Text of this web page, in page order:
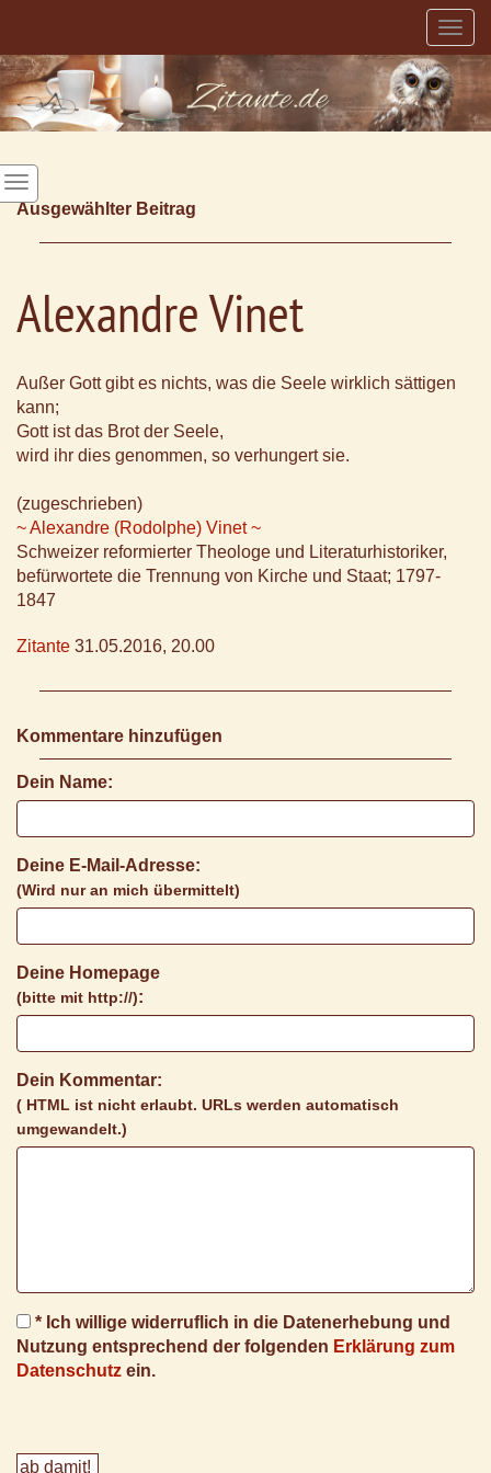
Ausgewählter Beitrag
Alexandre Vinet
Außer Gott gibt es nichts, was die Seele wirklich sättigen
kann;
Gott ist das Brot der Seele,
wird ihr dies genommen, so verhungert sie.
(zugeschrieben)
~ Alexandre (Rodolphe) Vinet ~
Schweizer reformierter Theologe und Literaturhistoriker,
befürwortete die Trennung von Kirche und Staat; 1797-
1847
Zitante 31.05.2016, 20.00
Kommentare hinzufügen
Dein Name:
Deine E-Mail-Adresse:
(Wird nur an mich übermittelt)
Deine Homepage
(bitte mit http://):
Dein Kommentar:
( HTML ist nicht erlaubt. URLs werden automatisch
umgewandelt.)
* Ich willige widerruflich in die Datenerhebung und
Nutzung entsprechend der folgenden Erklärung zum
Datenschutz ein.